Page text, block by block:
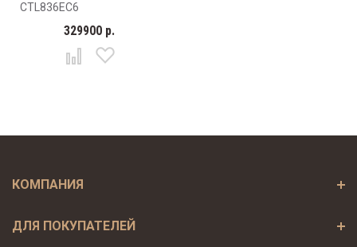
CTL836EC6
329900 р.
КОМПАНИЯ
ДЛЯ ПОКУПАТЕЛЕЙ